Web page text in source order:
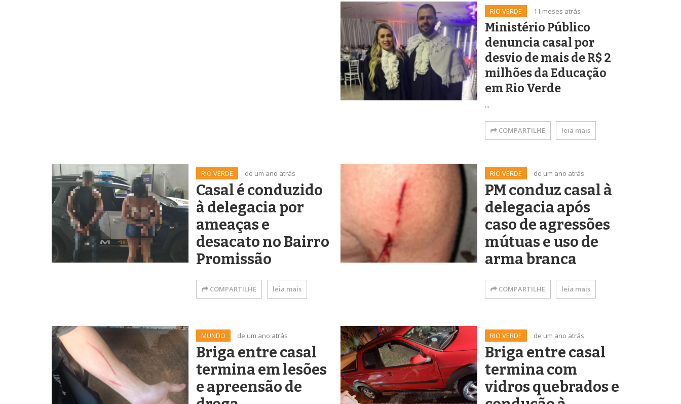
RIO VERDE 11 meses atrás
Ministério Público
denuncia casal por
desvio de mais de R$ 2
milhões da Educação
em Rio Verde
...
COMPARTILHE leia mais
RIO VERDE de um ano atrás
Casal é conduzido
à delegacia por
ameaças e
desacato no Bairro
Promissão
COMPARTILHE leia mais
RIO VERDE de um ano atrás
PM conduz casal à
delegacia após
caso de agressões
mútuas e uso de
arma branca
COMPARTILHE leia mais
MUNDO de um ano atrás
Briga entre casal
termina em lesões
e apreensão de
RIO VERDE de um ano atrás
Briga entre casal
termina com
vidros quebrados e